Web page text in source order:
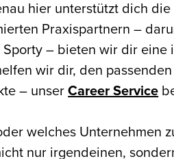
hier unterstützt dich
Praxispartnern –
– bieten wir dir
wir dir, den
– unserCareer Service
welches Unternehmen
nur irgendeinen,